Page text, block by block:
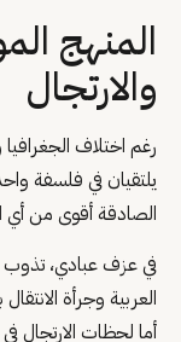
المنهج
والارتجال
رغم اختلاف
يلتقيان في فلسفة
الصادقة أقوى من
في عزف عبادي، تذوب
العربية وجرأة
أما لحظات الارتجال